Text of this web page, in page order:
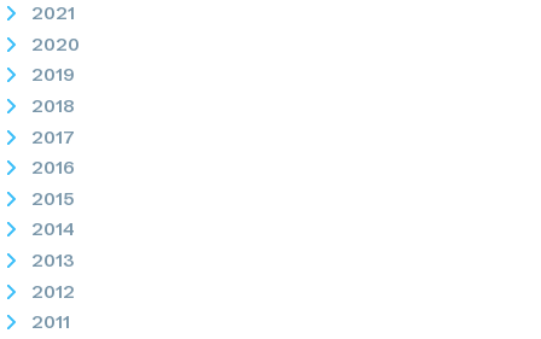
2021
2020
2019
2018
2017
2016
2015
2014
2013
2012
2011